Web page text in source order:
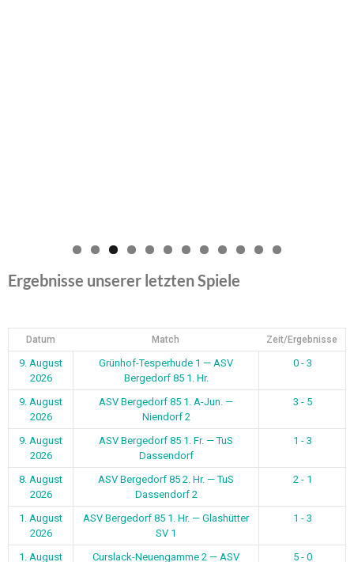
0 1 2
Ergebnisse unserer letzten Spiele
Datum Match Zeit/Ergebnisse
9. August
2026
Grünhof-Tesperhude 1 — ASV
Bergedorf 85 1. Hr.
0 - 3
9. August
2026
ASV Bergedorf 85 1. A-Jun. —
Niendorf 2
3 - 5
9. August
2026
ASV Bergedorf 85 1. Fr. — TuS
Dassendorf
1 - 3
8. August
2026
ASV Bergedorf 85 2. Hr. — TuS
Dassendorf 2
2 - 1
1. August
2026
ASV Bergedorf 85 1. Hr. — Glashütter
SV 1
1 - 3
1. August Curslack-Neuengamme 2 — ASV 5 - 0